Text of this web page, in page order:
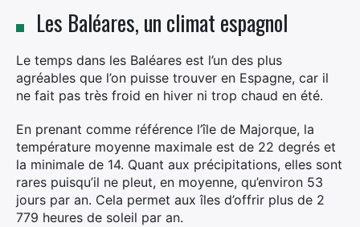
Les Baléares, un climat espagnol
Le temps dans les Baléares est l’un des plus
agréables que l’on puisse trouver en Espagne, car il
ne fait pas très froid en hiver ni trop chaud en été.
En prenant comme référence l’île de Majorque, la
température moyenne maximale est de 22 degrés et
la minimale de 14. Quant aux précipitations, elles sont
rares puisqu’il ne pleut, en moyenne, qu’environ 53
jours par an. Cela permet aux îles d’offrir plus de 2
779 heures de soleil par an.